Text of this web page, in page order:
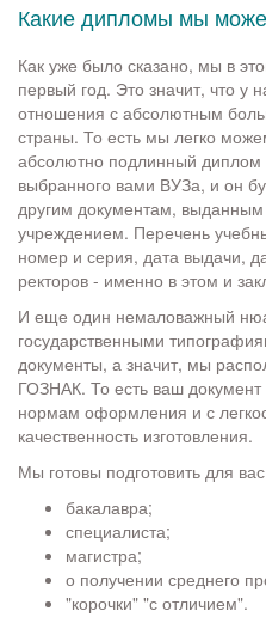
Какие дипломы мы
Как уже было сказано, мы в
первый год. Это значит, что у
отношения с абсолютным
страны. То есть мы легко
абсолютно подлинный
выбранного вами ВУЗа, и он
другим документам,
учреждением. Перечень
номер и серия, дата выдачи,
ректоров - именно в этом и
И еще один немаловажный
государственными
документы, а значит, мы
ГОЗНАК. То есть ваш документ
нормам оформления и с
качественность изготовления.
Мы готовы подготовить для
бакалавра;
специалиста;
магистра;
о получении среднего
"корочки" "с отличием".